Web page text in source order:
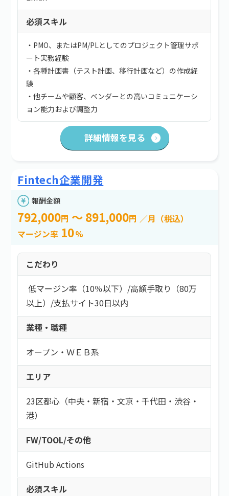
必須スキル
・PMO、またはPM/PLとしてのプロジェクト管理サポ
ート実務経験
・各種計画書（テスト計画、移行計画など）の作成経
験
・他チームや顧客、ベンダーとの高いコミュニケーシ
ョン能力および調整力
詳細情報を見る
Fintech企業開発
報酬金額
792,000円 ～ 891,000円 ／月（税込）
マージン率 10%
こだわり
低マージン率（10％以下） /高額手取り（80万
以上） /支払サイト30日以内
業種・職種
オープン・ＷＥＢ系
エリア
23区都心（中央・新宿・文京・千代田・渋谷・
港）
FW/TOOL/その他
GitHub Actions
必須スキル